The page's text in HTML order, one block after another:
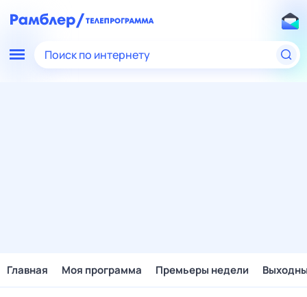
Поиск по интернету
Главная Моя программа Премьеры недели